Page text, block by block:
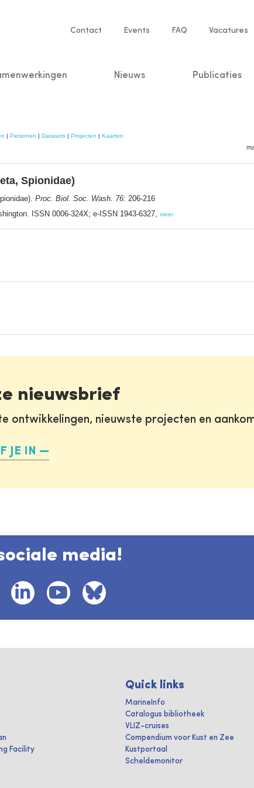
Service
Contact Events FAQ Vacatures
Nieuws Publicaties
| Personen | Datasets| Projecten | Kaarten
Spionidae)
Proc. Biol. Soc. Wash. 76: 206-216
ISSN 0006-324X; e-ISSN 1943-6327, meer
nieuwsbrief
ontwikkelingen, nieuwste projecten en
JE IN
media!
Facility
Quick links
MarineInfo
Catalogus bibliotheek
VLIZ-cruises
Compendium voor Kust en Zee
Kustportaal
Scheldemonitor